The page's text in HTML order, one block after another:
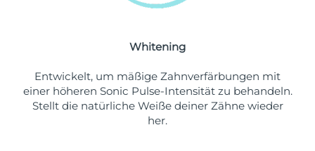
Whitening
Entwickelt, um mäßige Zahnverfärbungen mit
einer höheren Sonic Pulse-Intensität zu behandeln.
Stellt die natürliche Weiße deiner Zähne wieder
her.
08/08/2026
Luxemburg
Erwartete Lieferung
08/08/2026